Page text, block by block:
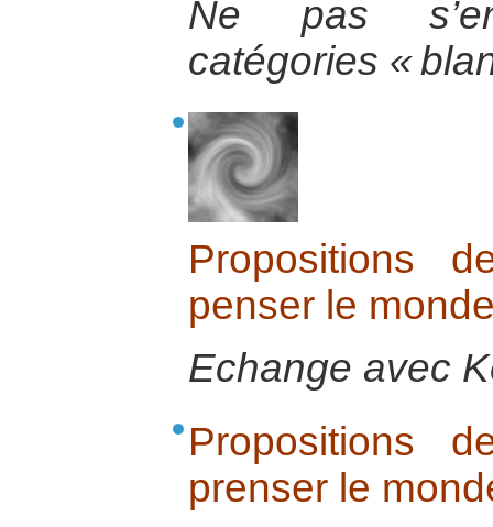
Ne pas
catégories «
Propositions
penser le
Echange avec
Propositions
prenser le